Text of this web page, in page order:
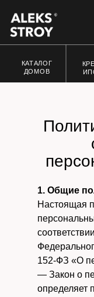
КРЕДИТ И
КАТАЛОГ
1. Общие
Настоящая
152-ФЗ «О
— Закон о
определяет